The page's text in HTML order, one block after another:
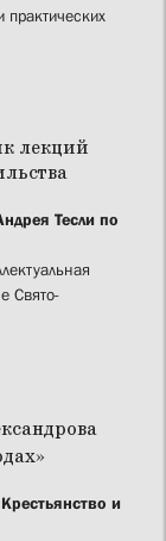
практических
Тесли по
Свято-
и